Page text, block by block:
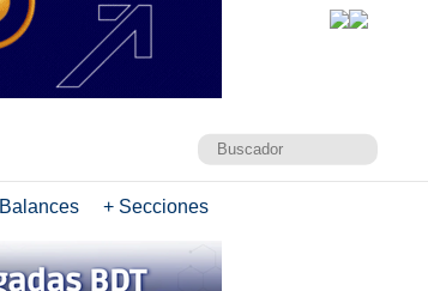
Balances + Secciones